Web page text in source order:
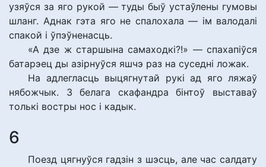
узяўся за яго рукой — туды быў устаўлены гумовы
шланг. Аднак гэта яго не спалохала — ім валодалі
спакой і ўпэўненасць.
«А дзе ж старшына самаходкі?!» — спахапіўся
батарэец ды азірнуўся яшчэ раз на суседні ложак.
На адлегласць выцягнутай рукі ад яго ляжаў
нябожчык. З белага скафандра бінтоў выставаў
толькі востры нос і кадык.
6
Поезд цягнуўся гадзін з шэсць, але час салдату